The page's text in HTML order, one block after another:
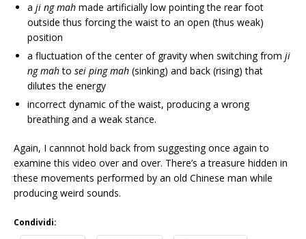
a ji ng mah made artificially low pointing the rear foot
outside thus forcing the waist to an open (thus weak)
position
a fluctuation of the center of gravity when switching from ji
ng mahto sei ping mah (sinking) and back (rising) that
dilutes the energy
incorrect dynamic of the waist, producing a wrong
breathing and a weak stance.
Again, I cannnot hold back from suggesting once again to
examine this video over and over. There’s a treasure hidden in
these movements performed by an old Chinese man while
producing weird sounds.
Condividi: